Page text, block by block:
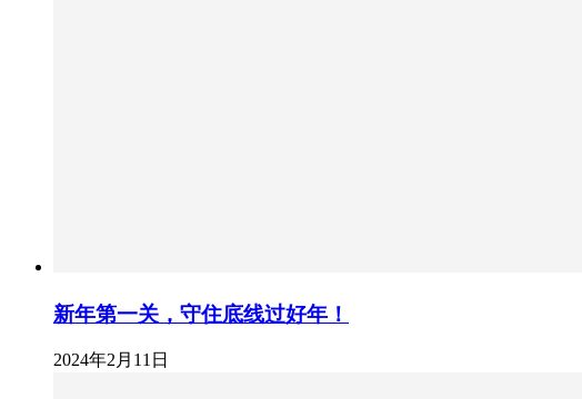
新‮第年‬一关，守住底‮过线‬好年！
2024年2月11日